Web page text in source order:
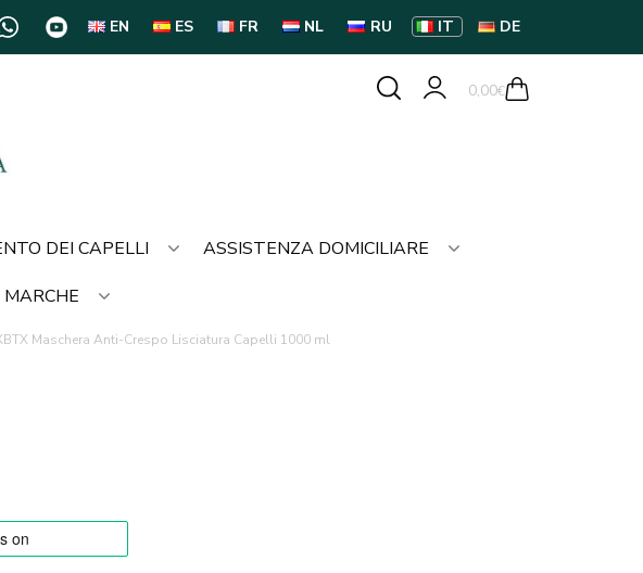
EN ES FR NL RU IT DE
0,00€
DEI CAPELLI
ASSISTENZA DOMICILIARE
MARCHE
Maschera Anti-Crespo Lisciatura Capelli 1000 ml